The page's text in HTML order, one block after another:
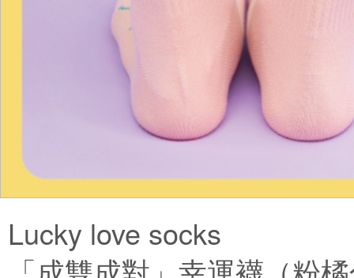
Lucky love socks